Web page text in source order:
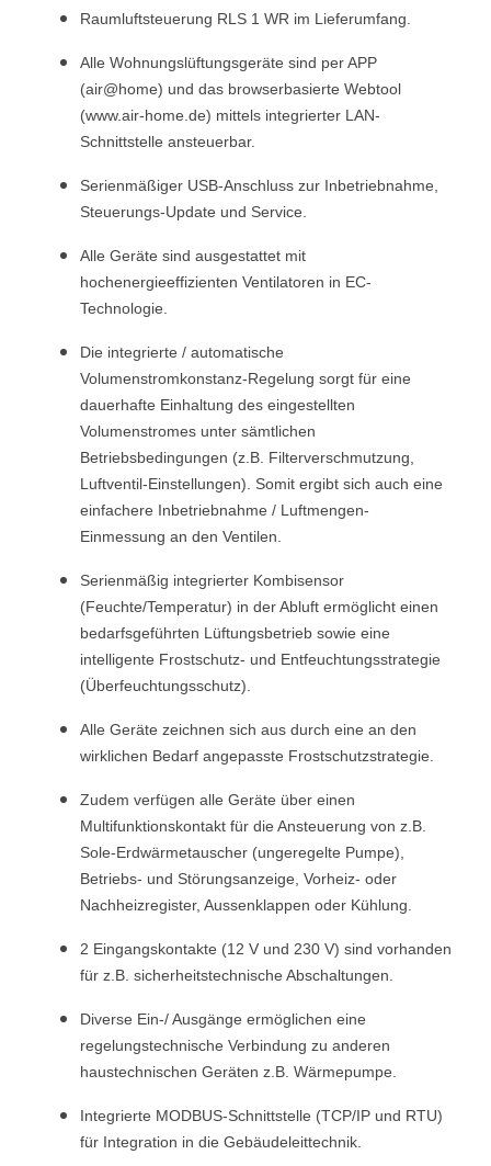
Raumluftsteuerung RLS 1 WR im Lieferumfang.
Alle Wohnungslüftungsgeräte sind per APP
(air@home) und das browserbasierte Webtool
(www.air-home.de) mittels integrierter LAN-
Schnittstelle ansteuerbar.
Serienmäßiger USB-Anschluss zur Inbetriebnahme,
Steuerungs-Update und Service.
Alle Geräte sind ausgestattet mit
hochenergieeffizienten Ventilatoren in EC-
Technologie.
Die integrierte / automatische
Volumenstromkonstanz-Regelung sorgt für eine
dauerhafte Einhaltung des eingestellten
Volumenstromes unter sämtlichen
Betriebsbedingungen (z.B. Filterverschmutzung,
Luftventil-Einstellungen). Somit ergibt sich auch eine
einfachere Inbetriebnahme / Luftmengen-
Einmessung an den Ventilen.
Serienmäßig integrierter Kombisensor
(Feuchte/Temperatur) in der Abluft ermöglicht einen
bedarfsgeführten Lüftungsbetrieb sowie eine
intelligente Frostschutz- und Entfeuchtungsstrategie
(Überfeuchtungsschutz).
Alle Geräte zeichnen sich aus durch eine an den
wirklichen Bedarf angepasste Frostschutzstrategie.
Zudem verfügen alle Geräte über einen
Multifunktionskontakt für die Ansteuerung von z.B.
Sole-Erdwärmetauscher (ungeregelte Pumpe),
Betriebs- und Störungsanzeige, Vorheiz- oder
Nachheizregister, Aussenklappen oder Kühlung.
2 Eingangskontakte (12 V und 230 V) sind vorhanden
für z.B. sicherheitstechnische Abschaltungen.
Diverse Ein-/ Ausgänge ermöglichen eine
regelungstechnische Verbindung zu anderen
haustechnischen Geräten z.B. Wärmepumpe.
Integrierte MODBUS-Schnittstelle (TCP/IP und RTU)
für Integration in die Gebäudeleittechnik.